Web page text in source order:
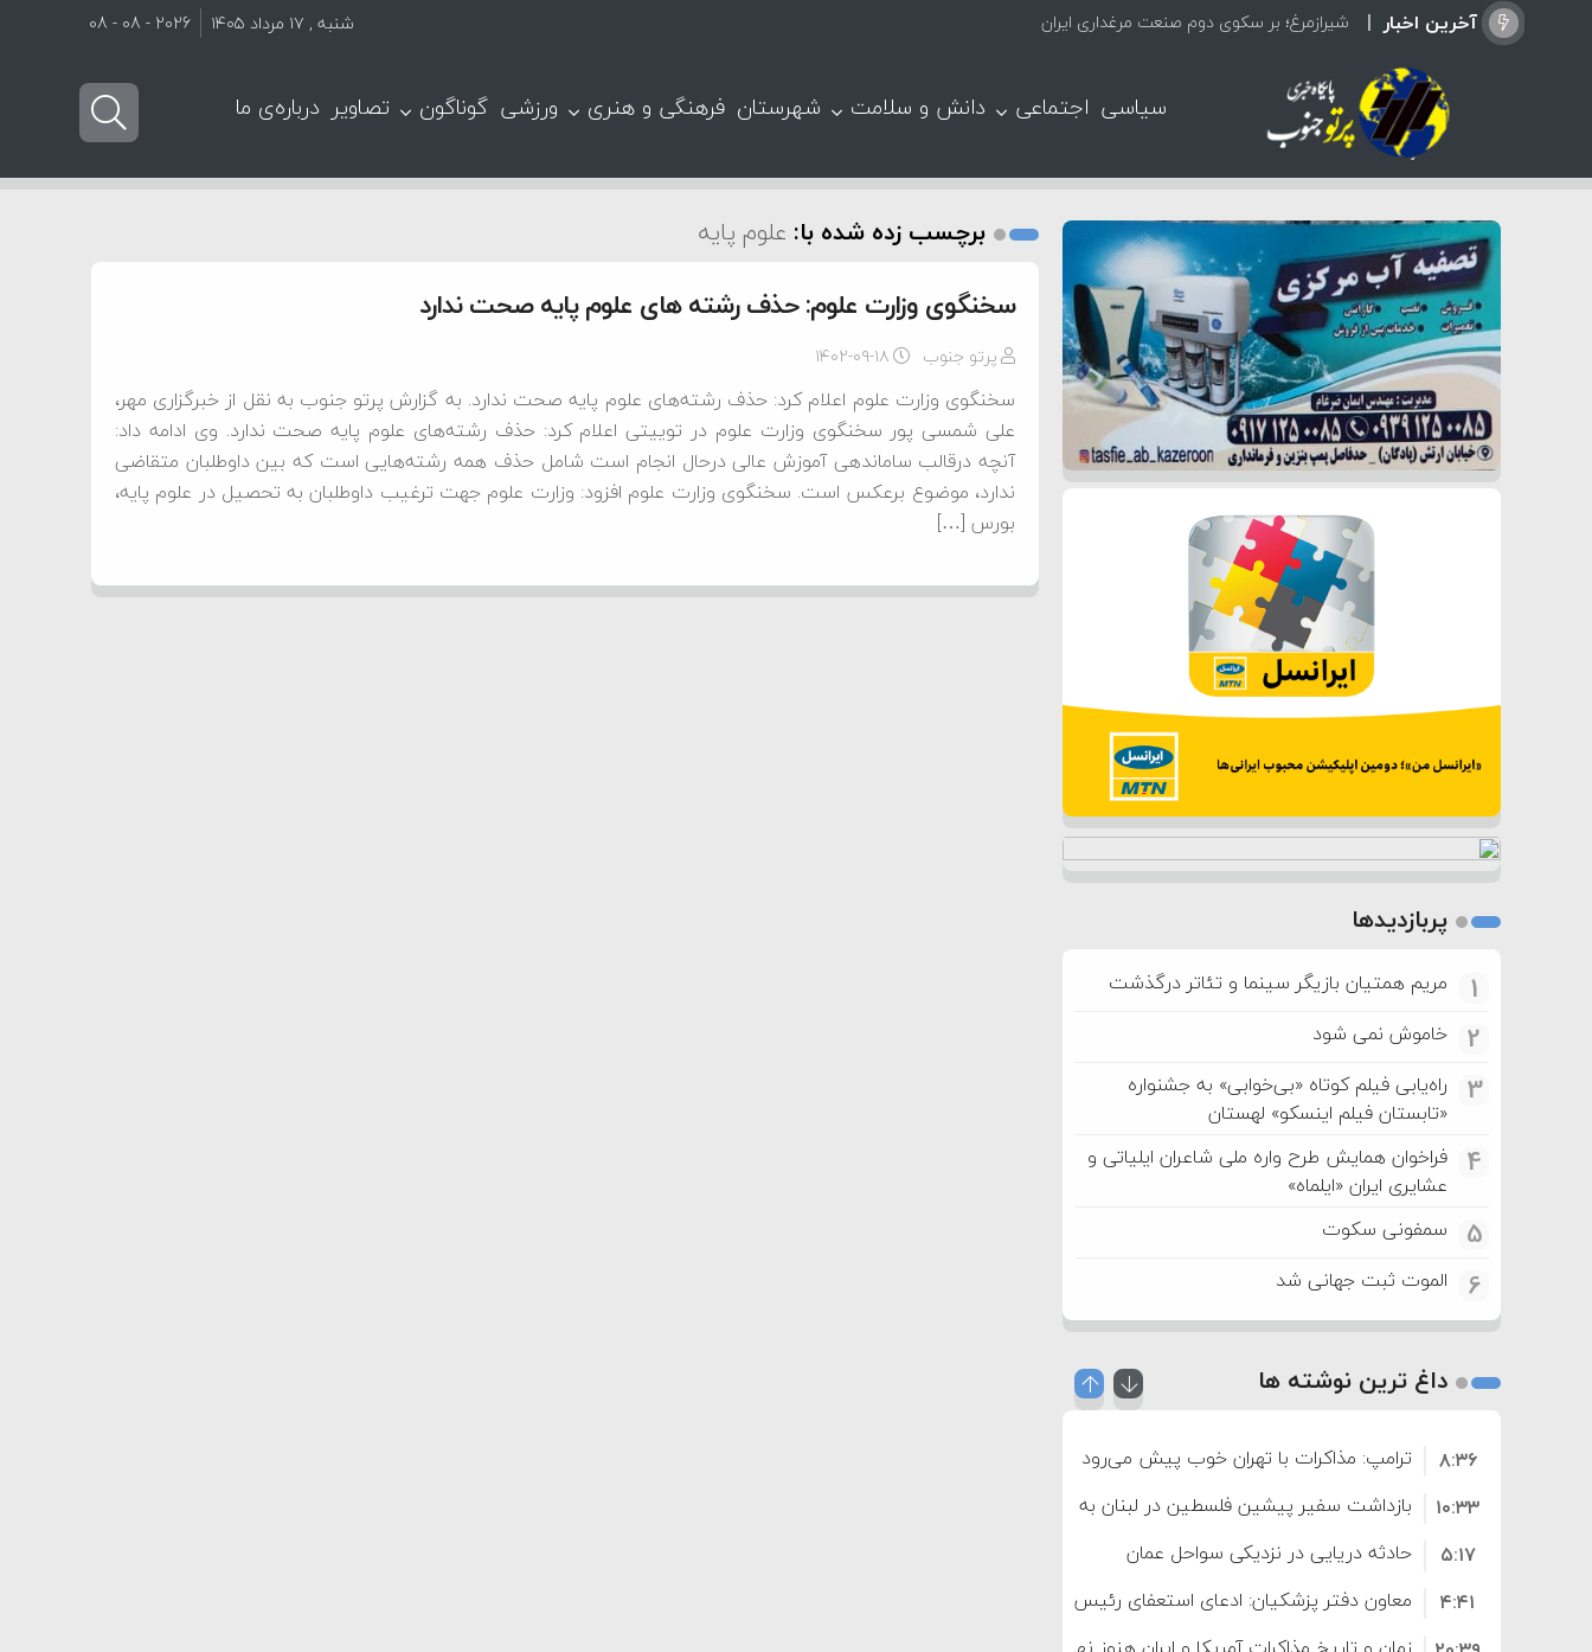
آخرین اخبار شیرازمرغ؛ بر سکوی دوم صنعت مرغداری ایران شنبه , ۱۷ مرداد ۱۴۰۵ 2026 - 08 - 08
سیاسی اجتماعی دانش و سلامت شهرستان فرهنگی و هنری ورزشی گوناگون تصاویر درباره‌ی ما
برچسب زده شده با: علوم پایه
سخنگوی وزارت علوم: حذف رشته های علوم پایه صحت ندارد
پرتو جنوب ۱۴۰۲-۰۹-۱۸
سخنگوی وزارت علوم اعلام کرد: حذف رشته‌های علوم پایه صحت ندارد. به گزارش پرتو جنوب به نقل از خبرگزاری مهر،
علی شمسی پور سخنگوی وزارت علوم در توییتی اعلام کرد: حذف رشته‌های علوم پایه صحت ندارد. وی ادامه داد:
آنچه درقالب ساماندهی آموزش عالی درحال انجام است شامل حذف همه رشته‌هایی است که بین داوطلبان متقاضی
ندارد، موضوع برعکس است. سخنگوی وزارت علوم افزود: وزارت علوم جهت ترغیب داوطلبان به تحصیل در علوم پایه،
بورس […]
پربازدیدها
1 مریم همتیان بازیگر سینما و تئاتر درگذشت
2 خاموش نمی شود
3
راه‌یابی فیلم کوتاه «بی‌خوابی» به جشنواره
«تابستان فیلم اینسکو» لهستان
4
فراخوان همایش طرح واره ملی شاعران ایلیاتی و
عشایری ایران «ایلماه»
5 سمفونی سکوت
6 الموت ثبت جهانی شد
داغ ترین نوشته ها
ترامپ: مذاکرات با تهران خوب پیش می‌رود
۸:۳۶
بازداشت سفیر پیشین فلسطین در لبنان به اتهام فساد و اختلاس اموال
۱۰:۳۳
حادثه دریایی در نزدیکی سواحل عمان
۵:۱۷
معاون دفتر پزشکیان: ادعای استعفای رئیس‌جمهور واهی و کذب محض
۴:۴۱